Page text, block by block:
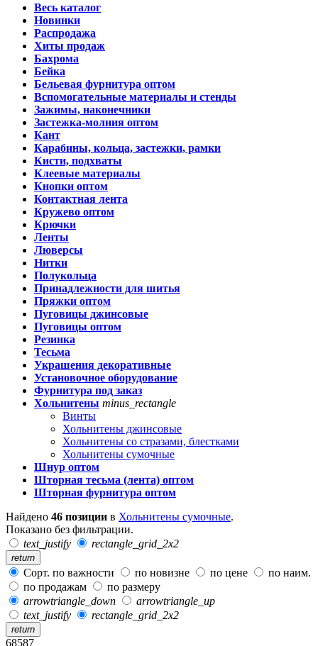
Весь каталог
Новинки
Распродажа
Хиты продаж
Бахрома
Бейка
Бельевая фурнитура оптом
Вспомогательные материалы и стенды
Зажимы, наконечники
Застежка-молния оптом
Кант
Карабины, кольца, застежки, рамки
Кисти, подхваты
Клеевые материалы
Кнопки оптом
Контактная лента
Кружево оптом
Крючки
Ленты
Люверсы
Нитки
Полукольца
Принадлежности для шитья
Пряжки оптом
Пуговицы джинсовые
Пуговицы оптом
Резинка
Тесьма
Украшения декоративные
Установочное оборудование
Фурнитура под заказ
Хольнитены minus_rectangle
Винты
Хольнитены джинсовые
Хольнитены со стразами, блестками
Хольнитены сумочные
Шнур оптом
Шторная тесьма (лента) оптом
Шторная фурнитура оптом
Найдено 46 позиции в Хольнитены сумочные.
Показано без фильтрации.
text_justify
rectangle_grid_2x2
return
Сорт. по важности по новизне по цене
по наим.
по продажам
по размеру
arrowtriangle_down
arrowtriangle_up
text_justify
rectangle_grid_2x2
return
68587